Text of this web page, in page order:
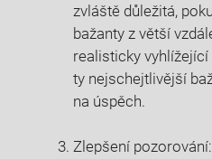
zvláště důležitá,
bažanty z větší
realisticky
⁢ty​ nejschejtlivější
na úspěch.
Zlepšení